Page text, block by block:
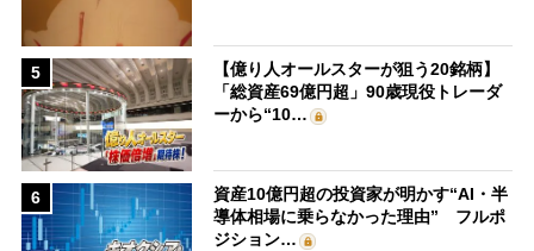
5
【億り人オールスターが狙う20銘柄】
「総資産69億円超」90歳現役トレーダ
ーから“10…
6
資産10億円超の投資家が明かす“AI・半
導体相場に乗らなかった理由” フルポ
ジション…